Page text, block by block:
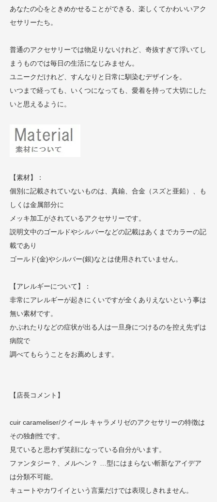
あなたの心をときめかせることができる、楽しくてかわいいアク
セサリーたち。
普通のアクセサリーでは物足りないけれど、奇抜すぎて浮いてし
まうものでは毎日の生活になじみません。
ユニークだけれど、すんなりと日常に馴染むデザインを。
いつまで経っても、いくつになっても、愛着を持って大切にした
いと思えるように。
【素材】：
個別に記載されていないものは、真鍮、合金（スズと亜鉛）、も
しくは金属部分に
メッキ加工がされているアクセサリーです。
説明文中のゴールドやシルバーなどの記載はあくまでカラーの記
載であり
ゴールド(金)やシルバー(銀)なとは使用されていません。
【アレルギーについて】：
非常にアレルギーが起きにくいですが全くありえないという事は
無い素材です。
かぶれたりなどの症状が出る人は一旦身につけるのを控え先ずは
病院で
調べてもらうことをお薦めします。
【店長コメント】
cuir carameliser/クイール キャラメリゼのアクセサリーの特徴は
その独創性です。
見ていると思わず笑顔になっている自分がいます。
ファンタジー？、メルヘン？ …型にはまらない斬新なアイデア
は分類不可能。
キュートやカワイイという言葉だけでは表現しきれません。